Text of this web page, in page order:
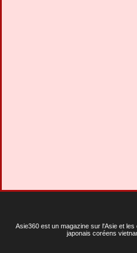
Asie360 est un magazine sur l'Asie et les
japonais coréens